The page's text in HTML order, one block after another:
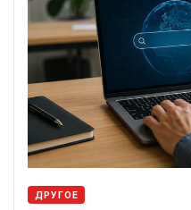
ДРУГОЕ